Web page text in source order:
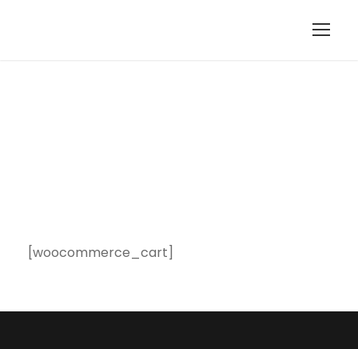
[woocommerce_cart]